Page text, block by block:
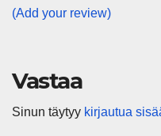
(Add your review)
Vastaa
Sinun täytyy kirjautua